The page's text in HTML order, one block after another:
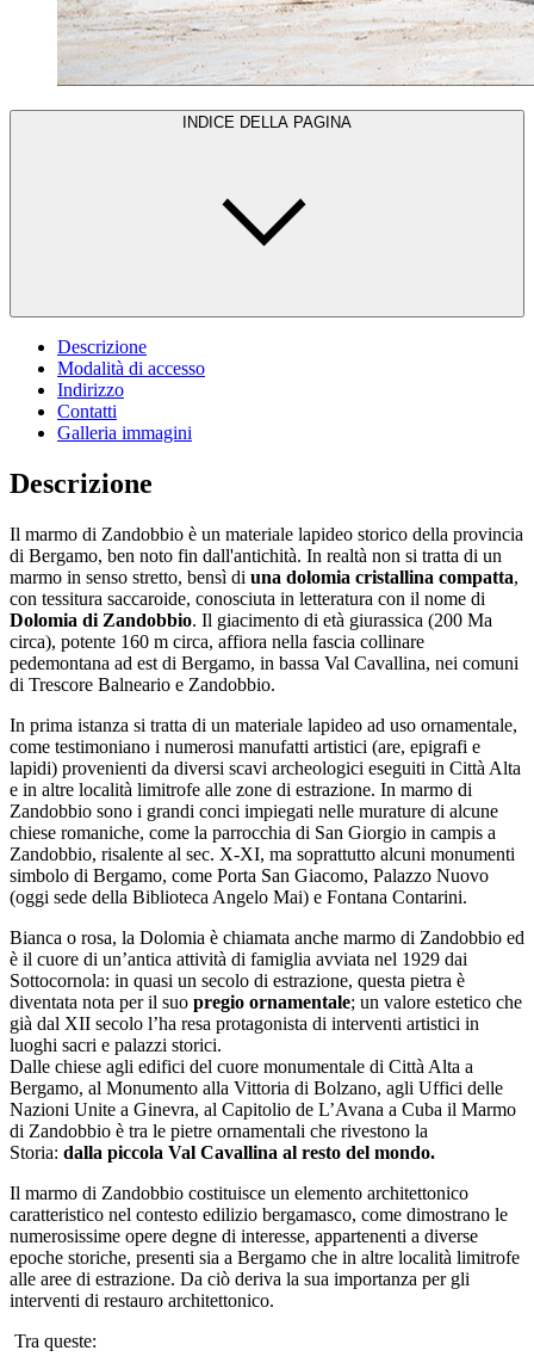
INDICE DELLA PAGINA
Descrizione
Modalità di accesso
Indirizzo
Contatti
Galleria immagini
Descrizione
Il marmo di Zandobbio è un materiale lapideo storico della provincia
di Bergamo, ben noto fin dall'antichità. In realtà non si tratta di un
marmo in senso stretto, bensì di una dolomia cristallina compatta,
con tessitura saccaroide, conosciuta in letteratura con il nome di
Dolomia di Zandobbio. Il giacimento di età giurassica (200 Ma
circa), potente 160 m circa, affiora nella fascia collinare
pedemontana ad est di Bergamo, in bassa Val Cavallina, nei comuni
di Trescore Balneario e Zandobbio.
In prima istanza si tratta di un materiale lapideo ad uso ornamentale,
come testimoniano i numerosi manufatti artistici (are, epigrafi e
lapidi) provenienti da diversi scavi archeologici eseguiti in Città Alta
e in altre località limitrofe alle zone di estrazione. In marmo di
Zandobbio sono i grandi conci impiegati nelle murature di alcune
chiese romaniche, come la parrocchia di San Giorgio in campis a
Zandobbio, risalente al sec. X-XI, ma soprattutto alcuni monumenti
simbolo di Bergamo, come Porta San Giacomo, Palazzo Nuovo
(oggi sede della Biblioteca Angelo Mai) e Fontana Contarini.
Bianca o rosa, la Dolomia è chiamata anche marmo di Zandobbio ed
è il cuore di un’antica attività di famiglia avviata nel 1929 dai
Sottocornola: in quasi un secolo di estrazione, questa pietra è
diventata nota per il suo pregio ornamentale; un valore estetico che
già dal XII secolo l’ha resa protagonista di interventi artistici in
luoghi sacri e palazzi storici.
Dalle chiese agli edifici del cuore monumentale di Città Alta a
Bergamo, al Monumento alla Vittoria di Bolzano, agli Uffici delle
Nazioni Unite a Ginevra, al Capitolio de L’Avana a Cuba il Marmo
di Zandobbio è tra le pietre ornamentali che rivestono la
Storia: dalla piccola Val Cavallina al resto del mondo.
Il marmo di Zandobbio costituisce un elemento architettonico
caratteristico nel contesto edilizio bergamasco, come dimostrano le
numerosissime opere degne di interesse, appartenenti a diverse
epoche storiche, presenti sia a Bergamo che in altre località limitrofe
alle aree di estrazione. Da ciò deriva la sua importanza per gli
interventi di restauro architettonico.
Tra queste: